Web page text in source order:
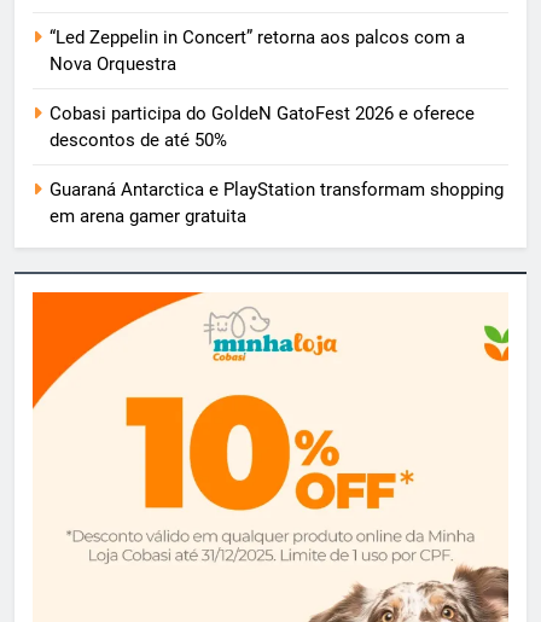
“Led Zeppelin in Concert” retorna aos palcos com a
Nova Orquestra
Cobasi participa do GoldeN GatoFest 2026 e oferece
descontos de até 50%
Guaraná Antarctica e PlayStation transformam shopping
em arena gamer gratuita